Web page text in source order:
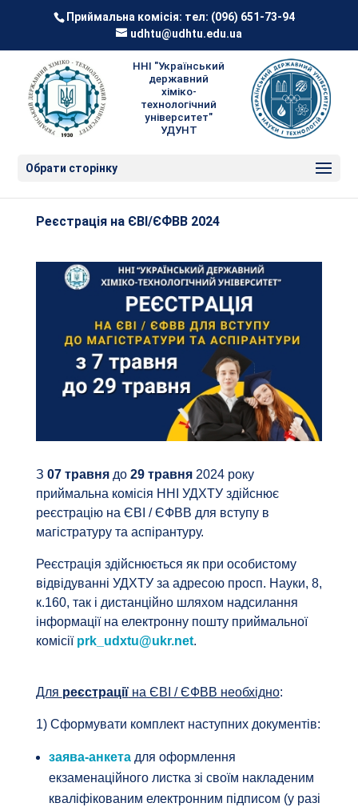
Приймальна комісія: тел: (096) 651-73-94
udhtu@udhtu.edu.ua
ННІ "Український
державний
хіміко-
технологічний
університет"
УДУНТ
Обрати сторінку
Реєстрація на ЄВІ/ЄФВВ 2024
З 07 травня до29 травня2024 року
приймальна комісія ННІ УДХТУ здійснює
реєстрацію на ЄВІ / ЄФВВ для вступу в
магістратуру та аспірантуру.
Реєстрація здійснюється як при особистому
відвідуванні УДХТУ за адресою просп. Науки, 8,
к.160, так і дистанційно шляхом надсилання
інформації на електронну пошту приймальної
комісії prk_udxtu@ukr.net.
Для реєстраціїна ЄВІ / ЄФВВ необхідно:
1) Сформувати комплект наступних документів:
заява-анкетадля оформлення
екзаменаційного листка зі своїм накладеним
кваліфікованим електронним підписом (у разі